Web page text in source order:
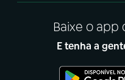
Baixe o app
E tenha a